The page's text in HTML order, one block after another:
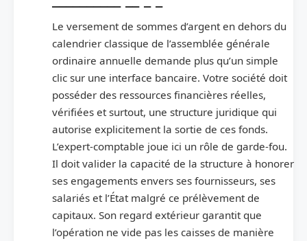
Le versement de sommes d’argent en dehors du
calendrier classique de l’assemblée générale
ordinaire annuelle demande plus qu’un simple
clic sur une interface bancaire. Votre société doit
posséder des ressources financières réelles,
vérifiées et surtout, une structure juridique qui
autorise explicitement la sortie de ces fonds.
L’expert-comptable joue ici un rôle de garde-fou.
Il doit valider la capacité de la structure à honorer
ses engagements envers ses fournisseurs, ses
salariés et l’État malgré ce prélèvement de
capitaux. Son regard extérieur garantit que
l’opération ne vide pas les caisses de manière